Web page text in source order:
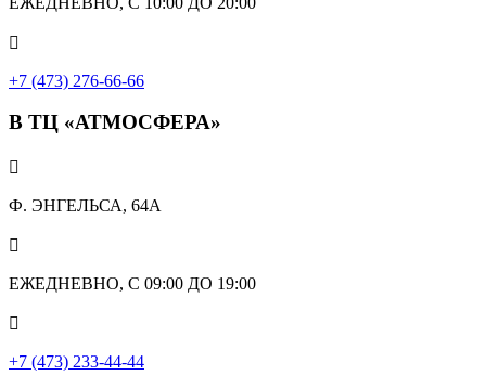

+7 (473) 276-66-66
В ТЦ «АТМОСФЕРА»

Ф. ЭНГЕЛЬСА, 64А

ЕЖЕДНЕВНО, С 09:00 ДО 19:00

+7 (473) 233-44-44